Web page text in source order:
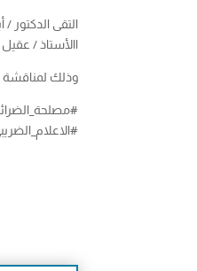
التقى
االأستاذ /
وذلك لمناقشة